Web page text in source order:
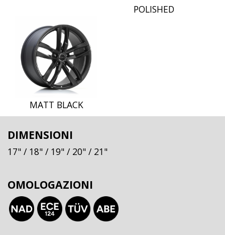
POLISHED
MATT BLACK
DIMENSIONI
17" / 18" / 19" / 20" / 21"
OMOLOGAZIONI